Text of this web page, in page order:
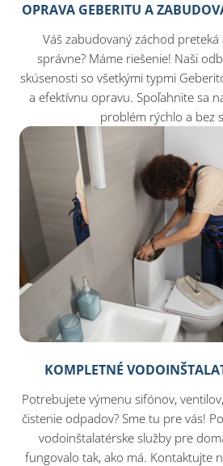
OPRAVA GEBERITU A
Váš zabudovaný záchod
správne? Máme riešenie! Naši
skúsenosti so všetkými typmi
a efektívnu opravu. Spoľahnite sa
problém rýchlo a bez
KOMPLETNÉ
Potrebujete výmenu sifónov,
čistenie odpadov? Sme tu pre vás!
vodoinštalatérske služby pre
fungovalo tak, ako má. Kontaktujte